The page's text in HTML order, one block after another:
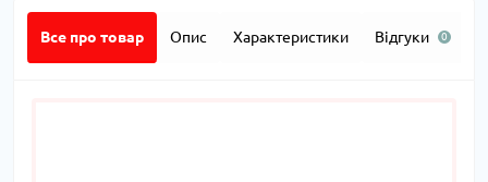
Все про товар Опис Характеристики Відгуки 0